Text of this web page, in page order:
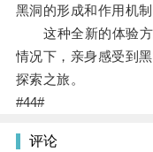
黑洞的形成和作用机制
这种全新的体验方
情况下，亲身感受到
探索之旅。
#44#
评论